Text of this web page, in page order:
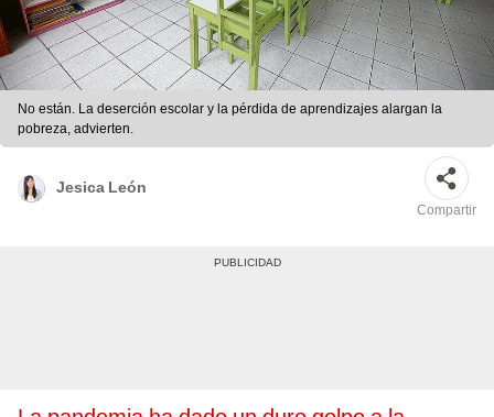
No están. La deserción escolar y la pérdida de aprendizajes alargan la
pobreza, advierten.
Jesica León
Compartir